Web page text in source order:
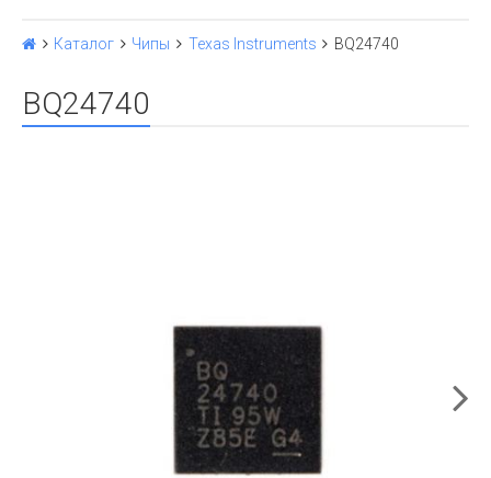
Каталог Чипы Texas Instruments BQ24740
BQ24740